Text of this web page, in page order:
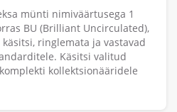
münti nimiväärtusega 1
BU (Brilliant Uncirculated),
ringlemata ja vastavad
Käsitsi valitud
kollektsionääridele